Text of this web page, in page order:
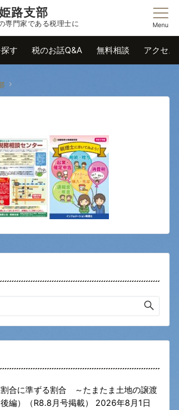
路支部
専門家である税理士に Menu
す 税のお話Q&A 無料相談 アクセス
合に準ずる割合 ～たまたま土地の譲渡
編）（R8.8月号掲載）
2026年8月1日